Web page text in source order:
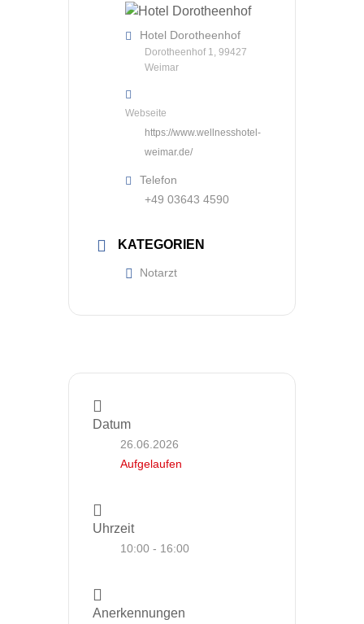
Hotel Dorotheenhof
Dorotheenhof 1, 99427
Weimar
Webseite
https://www.wellnesshotel-
weimar.de/
Telefon
+49 03643 4590
KATEGORIEN
Notarzt
Datum
26.06.2026
Aufgelaufen
Uhrzeit
10:00 - 16:00
Anerkennungen